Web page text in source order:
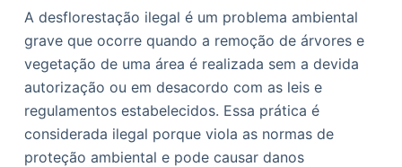
d
o
A desflorestação ilegal é um problema ambiental
grave que ocorre quando a remoção de árvores e
vegetação de uma área é realizada sem a devida
autorização ou em desacordo com as leis e
regulamentos estabelecidos. Essa prática é
considerada ilegal porque viola as normas de
proteção ambiental e pode causar danos